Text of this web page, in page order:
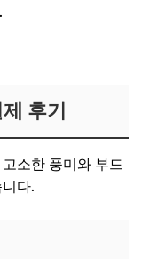
후기
소한 풍미와 부드
다.